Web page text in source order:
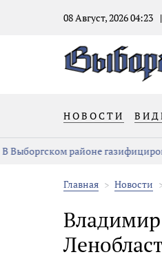
08 Август, 2026 04:23
НОВОСТИ
Выборгском районе
Главная Новости